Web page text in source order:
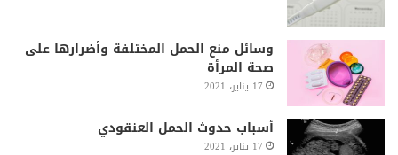
وسائل منع الحمل المختلفة وأضرارها على
صحة المرأة
17 يناير، 2021
أسباب حدوث الحمل العنقودي
17 يناير، 2021